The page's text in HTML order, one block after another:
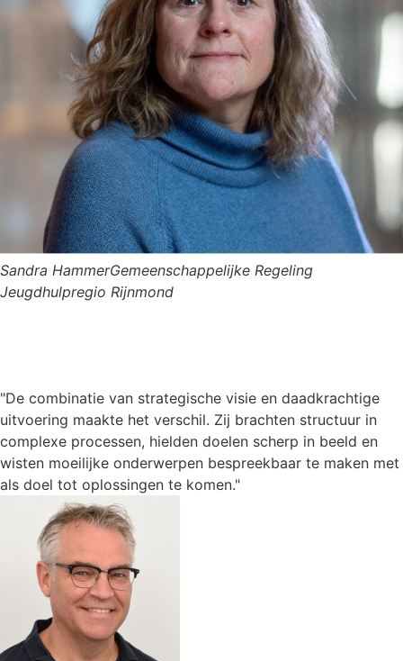
Sandra HammerGemeenschappelijke Regeling
Jeugdhulpregio Rijnmond
"De combinatie van strategische visie en daadkrachtige
uitvoering maakte het verschil. Zij brachten structuur in
complexe processen, hielden doelen scherp in beeld en
wisten moeilijke onderwerpen bespreekbaar te maken met
als doel tot oplossingen te komen."